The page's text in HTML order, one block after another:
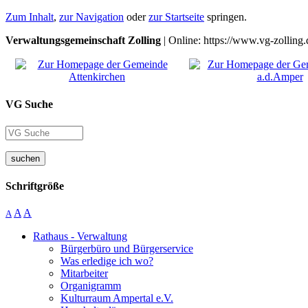
Zum Inhalt, zur Navigation oderzur Startseite springen.
Verwaltungsgemeinschaft Zolling | Online: https://www.vg-
VG Suche
suchen
Schriftgröße
A A A
Rathaus - Verwaltung
Bürgerbüro und Bürgerservice
Was erledige ich wo?
Mitarbeiter
Organigramm
Kulturraum Ampertal e.V.